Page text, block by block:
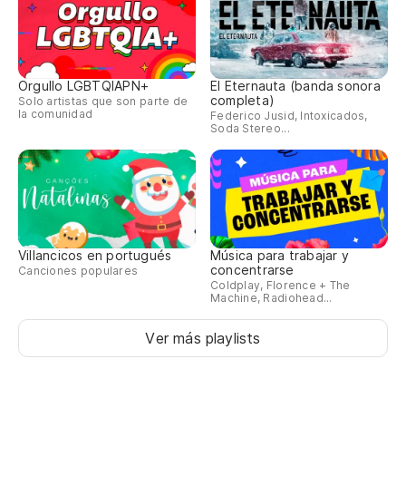
Orgullo LGBTQIAPN+
Solo artistas que son parte de
la comunidad
El Eternauta (banda sonora
completa)
Federico Jusid, Intoxicados,
Soda Stereo...
Villancicos en portugués
Canciones populares
Música para trabajar y
concentrarse
Coldplay, Florence + The
Machine, Radiohead...
Ver más playlists